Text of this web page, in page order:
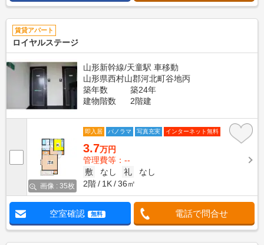
賃貸アパート
ロイヤルステージ
山形新幹線/天童駅 車移動
山形県西村山郡河北町谷地丙
築年数
築24年
建物階数
2階建
画像 : 35枚
即入居 パノラマ 写真充実 インターネット無料
3.7万円
管理費等：--
敷
なし 礼
なし
2階
1K 36㎡
空室確認 無料 電話で問合せ